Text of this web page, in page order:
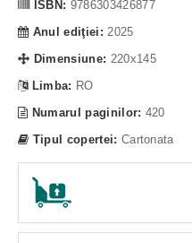
ISBN: 9786303426877
Anul ediţiei: 2025
Dimensiune: 220x145
Limba: RO
Numarul paginilor: 420
Tipul copertei: Cartonata